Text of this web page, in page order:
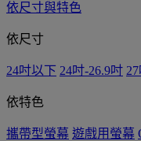
依尺寸與特色
依尺寸
24吋以下 24吋-26.9吋
依特色
攜帶型螢幕 遊戲用螢幕